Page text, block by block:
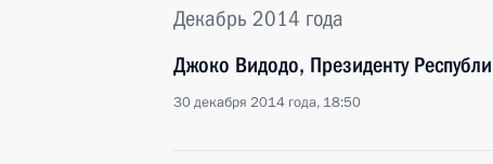
Декабрь 2014 года
Джоко Видодо, Президенту
30 декабря 2014 года, 18:50